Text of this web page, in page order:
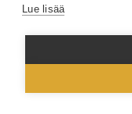
Lue lisää